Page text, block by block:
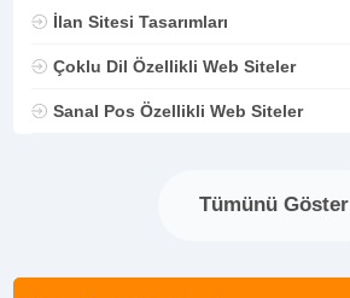
İlan Sitesi Tasarımları
Çoklu Dil Özellikli Web Siteler
Sanal Pos Özellikli Web Siteler
Tümünü Göster